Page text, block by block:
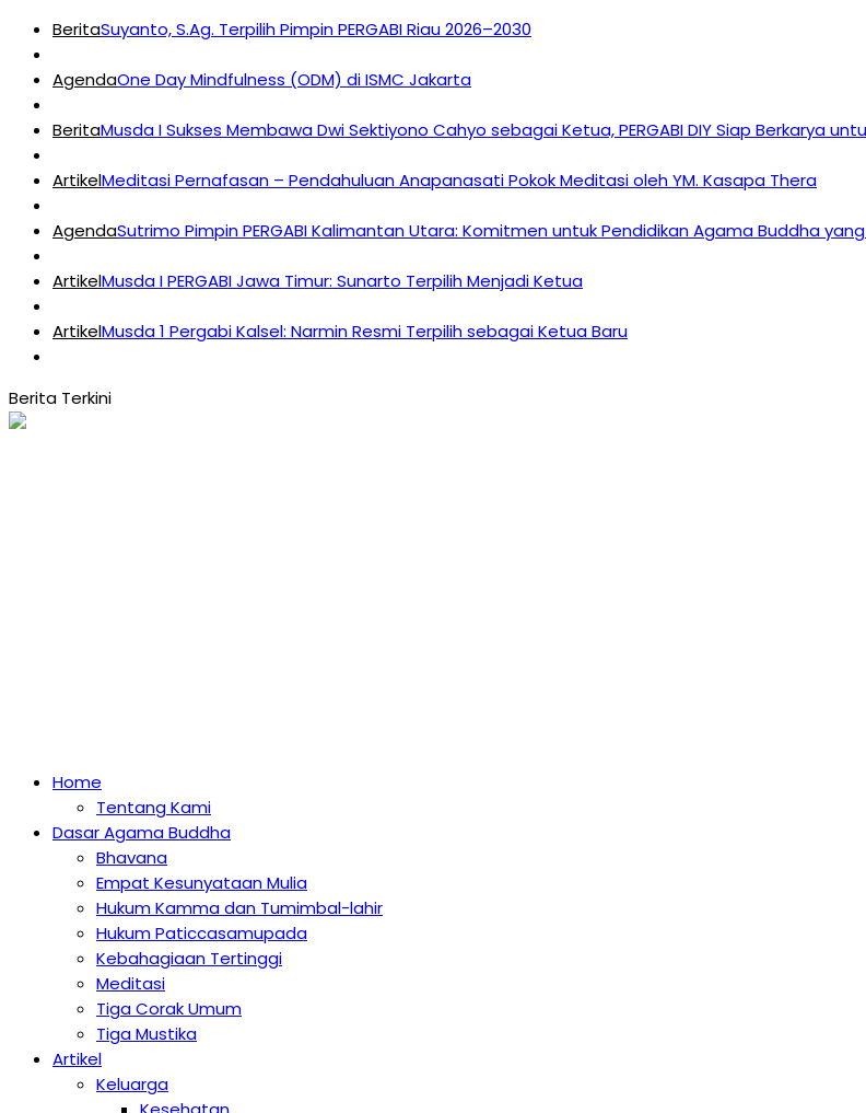
BeritaSuyanto, S.Ag. Terpilih Pimpin PERGABI Riau 2026–2030
AgendaOne Day Mindfulness (ODM) di ISMC Jakarta
BeritaMusda I Sukses Membawa Dwi Sektiyono Cahyo sebagai Ketua, PERGABI DIY Siap Berkarya
ArtikelMeditasi Pernafasan – Pendahuluan Anapanasati Pokok Meditasi oleh YM. Kasapa Thera
AgendaSutrimo Pimpin PERGABI Kalimantan Utara: Komitmen untuk Pendidikan Agama Buddha
ArtikelMusda I PERGABI Jawa Timur: Sunarto Terpilih Menjadi Ketua
ArtikelMusda 1 Pergabi Kalsel: Narmin Resmi Terpilih sebagai Ketua Baru
Home
Tentang Kami
Dasar Agama Buddha
Bhavana
Empat Kesunyataan Mulia
Hukum Kamma dan Tumimbal-lahir
Hukum Paticcasamupada
Kebahagiaan Tertinggi
Meditasi
Tiga Corak Umum
Tiga Mustika
Artikel
Keluarga